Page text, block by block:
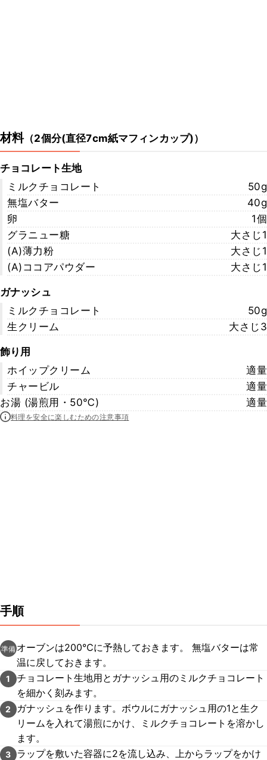
材料（2個分(直径7cm紙マフィンカップ)）
チョコレート生地
ミルクチョコレート
50g
無塩バター
40g
卵
1個
グラニュー糖
大さじ1
(A)薄力粉
大さじ1
(A)ココアパウダー
大さじ1
ガナッシュ
ミルクチョコレート
50g
生クリーム
大さじ3
飾り用
ホイップクリーム
適量
チャービル
適量
お湯 (湯煎用・50℃)
適量
料理を安全に楽しむための注意事項
手順
準備 オーブンは200℃に予熱しておきます。 無塩バターは常
温に戻しておきます。
1
チョコレート生地用とガナッシュ用のミルクチョコレート
を細かく刻みます。
2
ガナッシュを作ります。ボウルにガナッシュ用の1と生ク
リームを入れて湯煎にかけ、ミルクチョコレートを溶かし
ます。
3
ラップを敷いた容器に2を流し込み、上からラップをかけ